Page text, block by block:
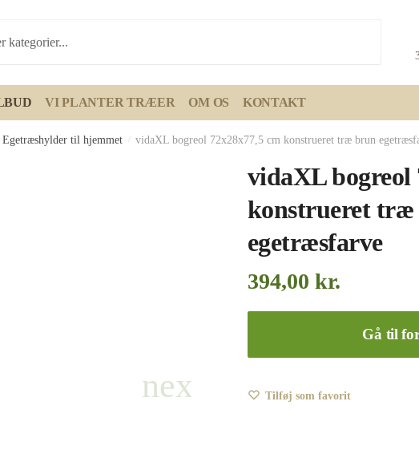
VI PLANTER TRÆER OM OS KONTAKT
Egetræshylder til hjemmet vidaXL bogreol 72x28x77,5 cm konstrueret træ brun
vidaXL bogreol
konstrueret
egetræsfarve
394,00 kr.
Gå til
Tilføj som favorit